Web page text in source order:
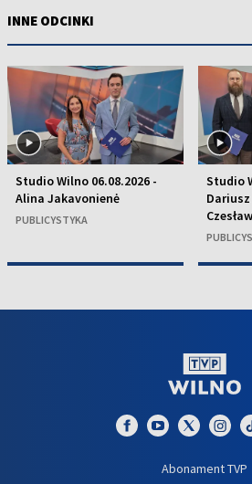
INNE ODCINKI
Studio Wilno 06.08.2026 -
Alina Jakavonienė
PUBLICYSTYKA
Studio
Abonament TVP